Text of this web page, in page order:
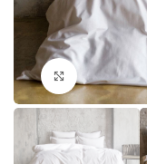
Увеличить